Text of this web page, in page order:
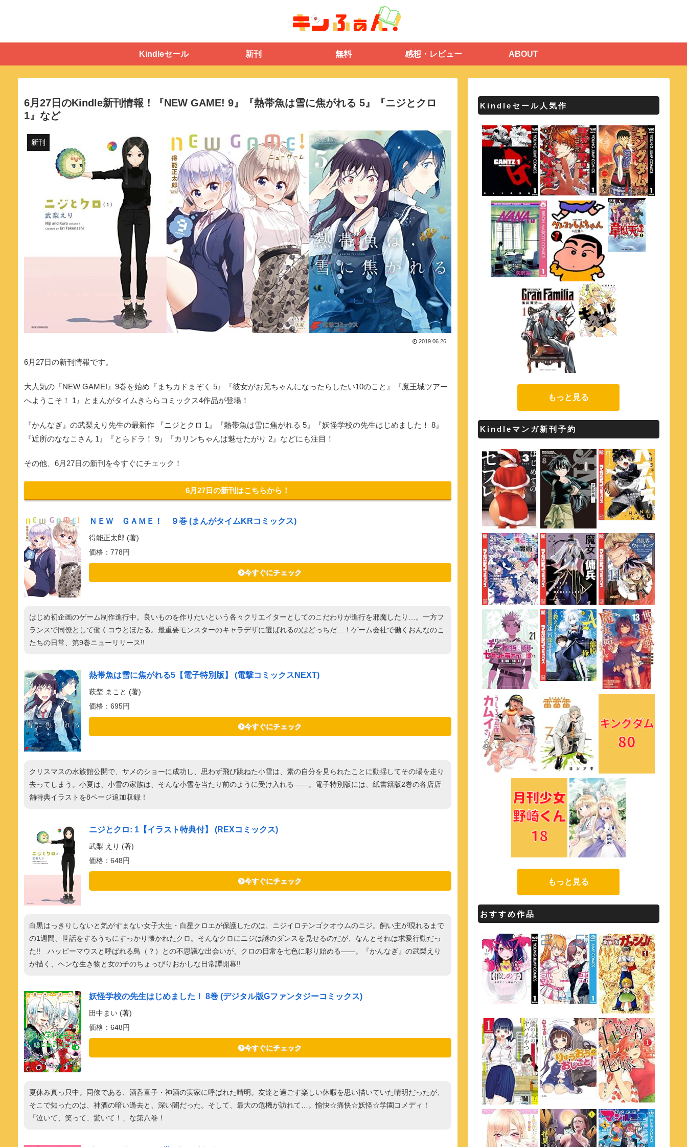
Kindleセール 新刊 無料 感想・レビュー ABOUT
6月27日のKindle新刊情報！『NEW GAME! 9』『熱帯魚は雪に焦がれる 5』『ニジとクロ
1』など
新刊
2019.06.26
6月27日の新刊情報です。
大人気の『NEW GAME!』9巻を始め『まちカドまぞく 5』『彼女がお兄ちゃんになったらしたい10のこと』『魔王城ツアー
へようこそ！ 1』とまんがタイムきららコミックス4作品が登場！
『かんなぎ』の武梨えり先生の最新作 『ニジとクロ 1』『熱帯魚は雪に焦がれる 5』『妖怪学校の先生はじめました！ 8』
『近所のななこさん 1』『とらドラ！ 9』『カリンちゃんは魅せたがり 2』などにも注目！
その他、6月27日の新刊を今すぐにチェック！
6月27日の新刊はこちらから！
ＮＥＷ ＧＡＭＥ！ ９巻 (まんがタイムKRコミックス)
得能正太郎 (著)
価格：778円
今すぐにチェック
はじめ初企画のゲーム制作進行中。良いものを作りたいという各々クリエイターとしてのこだわりが進行を邪魔したり…。一方フ
ランスで同僚として働くコウとほたる。最重要モンスターのキャラデザに選ばれるのはどっちだ…！ゲーム会社で働くおんなのこ
たちの日常、第9巻ニューリリース!!
熱帯魚は雪に焦がれる5【電子特別版】 (電撃コミックスNEXT)
萩埜 まこと (著)
価格：695円
今すぐにチェック
クリスマスの水族館公開で、サメのショーに成功し、思わず飛び跳ねた小雪は、素の自分を見られたことに動揺してその場を走り
去ってしまう。小夏は、小雪の家族は、そんな小雪を当たり前のように受け入れる――。電子特別版には、紙書籍版2巻の各店店
舗特典イラストを8ページ追加収録！
ニジとクロ: 1【イラスト特典付】 (REXコミックス)
武梨 えり (著)
価格：648円
今すぐにチェック
白黒はっきりしないと気がすまない女子大生・白星クロエが保護したのは、ニジイロテンゴクオウムのニジ。飼い主が現れるまで
の1週間、世話をするうちにすっかり懐かれたクロ。そんなクロにニジは謎のダンスを見せるのだが、なんとそれは求愛行動だっ
た!! ハッピーマウスと呼ばれる鳥（？）との不思議な出会いが、クロの日常を七色に彩り始める――。『かんなぎ』の武梨えり
が描く、ヘンな生き物と女の子のちょっぴりおかしな日常譚開幕!!
妖怪学校の先生はじめました！ 8巻 (デジタル版Gファンタジーコミックス)
田中まい (著)
価格：648円
今すぐにチェック
夏休み真っ只中。同僚である、酒呑童子・神酒の実家に呼ばれた晴明。友達と過ごす楽しい休暇を思い描いていた晴明だったが、
そこで知ったのは、神酒の暗い過去と、深い闇だった。そして、最大の危機が訪れて…。愉快☆痛快☆妖怪☆学園コメディ！
「泣いて、笑って、驚いて！」な第八巻！
Kindleセール人気作
もっと見る
Kindleマンガ新刊予約
もっと見る
おすすめ作品